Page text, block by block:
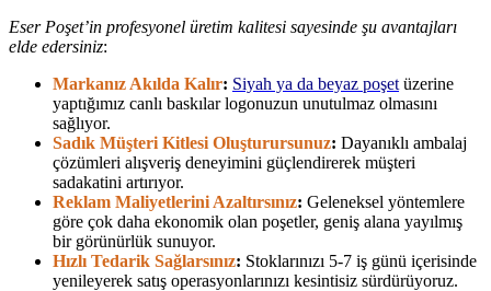
Eser Poşet’in profesyonel üretim kalitesi sayesinde şu avantajları
elde edersiniz:
Markanız Akılda Kalır: Siyah ya da beyaz poşet üzerine
yaptığımız canlı baskılar logonuzun unutulmaz olmasını
sağlıyor.
Sadık Müşteri Kitlesi Oluşturursunuz: Dayanıklı ambalaj
çözümleri alışveriş deneyimini güçlendirerek müşteri
sadakatini artırıyor.
Reklam Maliyetlerini Azaltırsınız: Geleneksel yöntemlere
göre çok daha ekonomik olan poşetler, geniş alana yayılmış
bir görünürlük sunuyor.
Hızlı Tedarik Sağlarsınız: Stoklarınızı 5-7 iş günü içerisinde
yenileyerek satış operasyonlarınızı kesintisiz sürdürüyoruz.